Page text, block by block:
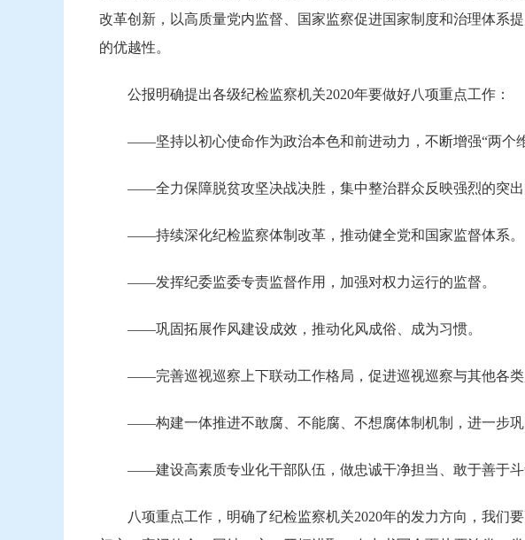
改革创新，以高质量党内监督、国家监察促进国家制度和治理体系
的优越性。
公报明确提出各级纪检监察机关2020年要做好八项重点工作：
——坚持以初心使命作为政治本色和前进动力，不断增强“两个维
——全力保障脱贫攻坚决战决胜，集中整治群众反映强烈的突出
——持续深化纪检监察体制改革，推动健全党和国家监督体系。
——发挥纪委监委专责监督作用，加强对权力运行的监督。
——巩固拓展作风建设成效，推动化风成俗、成为习惯。
——完善巡视巡察上下联动工作格局，促进巡视巡察与其他各类
——构建一体推进不敢腐、不能腐、不想腐体制机制，进一步巩
——建设高素质专业化干部队伍，做忠诚干净担当、敢于善于斗
八项重点工作，明确了纪检监察机关2020年的发力方向，我们